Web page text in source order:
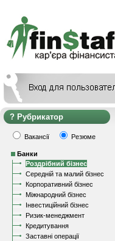
Рубрикатор
Вакансії Резюме
Банки
Роздрібний бізнес
Середній та малий бізнес
Корпоративний бізнес
Міжнародний бізнес
Інвестиційний бізнес
Ризик-менеджмент
Кредитування
Заставні операції